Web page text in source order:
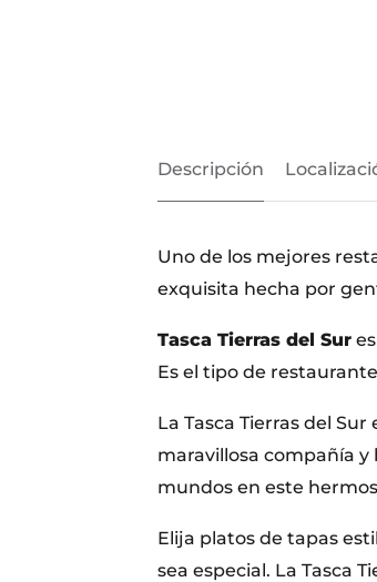
Descripción
Uno de los mejores
exquisita hecha por
Tasca Tierras del Sur
Es el tipo de
La Tasca Tierras del
maravillosa compañía
mundos en este
Elija platos de tapas
sea especial. La Tasca